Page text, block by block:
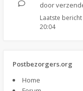
door
Laatste
20:04
Postbezorgers.org
Home